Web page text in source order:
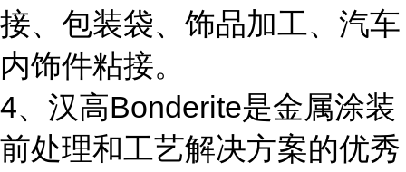
接、包装袋、饰品加工、汽车
内饰件粘接。
4、汉高Bonderite是金属涂装
前处理和工艺解决方案的优秀